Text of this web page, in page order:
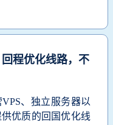
程优化线路，不
、独立服务器以
优质的回国优化线